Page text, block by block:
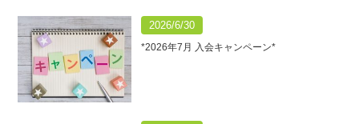
2026/6/30
*2026年7月 入会キャンペーン*